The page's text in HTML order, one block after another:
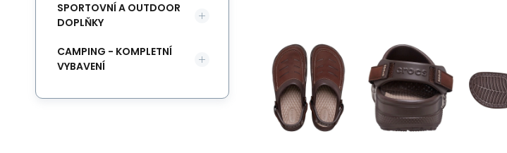
SPORTOVNÍ A OUTDOOR
DOPLŇKY
CAMPING - KOMPLETNÍ
VYBAVENÍ